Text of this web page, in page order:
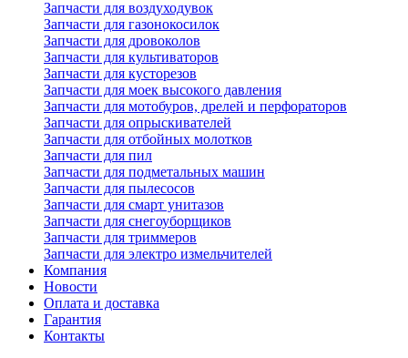
Запчасти для воздуходувок
Запчасти для газонокосилок
Запчасти для дровоколов
Запчасти для культиваторов
Запчасти для кусторезов
Запчасти для моек высокого давления
Запчасти для мотобуров, дрелей и перфораторов
Запчасти для опрыскивателей
Запчасти для отбойных молотков
Запчасти для пил
Запчасти для подметальных машин
Запчасти для пылесосов
Запчасти для смарт унитазов
Запчасти для снегоуборщиков
Запчасти для триммеров
Запчасти для электро измельчителей
Компания
Новости
Оплата и доставка
Гарантия
Контакты